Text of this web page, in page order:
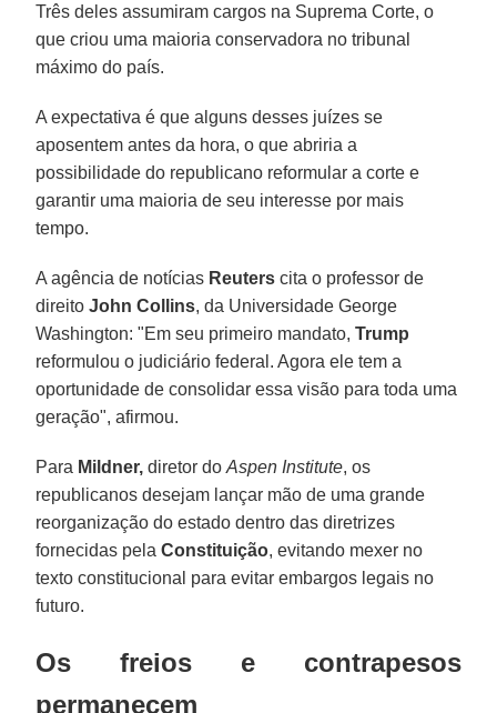
Três deles assumiram cargos na Suprema Corte, o
que criou uma maioria conservadora no tribunal
máximo do país.
A expectativa é que alguns desses juízes se
aposentem antes da hora, o que abriria a
possibilidade do republicano reformular a corte e
garantir uma maioria de seu interesse por mais
tempo.
A agência de notícias Reuters cita o professor de
direitoJohn Collins, da Universidade George
Washington: "Em seu primeiro mandato,Trump
reformulou o judiciário federal. Agora ele tem a
oportunidade de consolidar essa visão para toda uma
geração", afirmou.
Para Mildner, diretor doAspen Institute, os
republicanos desejam lançar mão de uma grande
reorganização do estado dentro das diretrizes
fornecidas pelaConstituição, evitando mexer no
texto constitucional para evitar embargos legais no
futuro.
Os freios e contrapesos
permanecem